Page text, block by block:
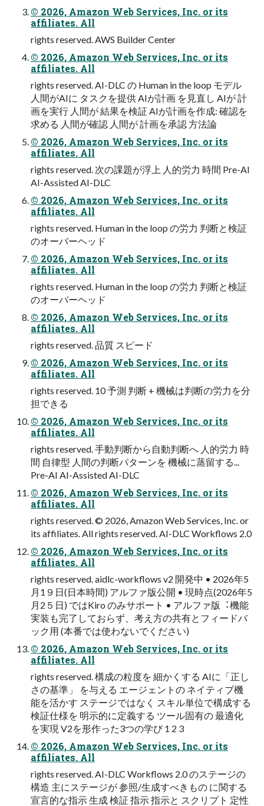
© 2026, Amazon Web Services, Inc. or its
affiliates. All
rights reserved. AWS Builder Center
© 2026, Amazon Web Services, Inc. or its
affiliates. All
rights reserved. AI-DLC の Human in the loop モデル
⼈間がAIに タスクを提供 AIが計画 を⾒直し AIが 計
画を実⾏ ⼈間が 結果を検証 AIが計画を作成: 確認を
求める ⼈間が確認 ⼈間が 計画を承認 方法論
© 2026, Amazon Web Services, Inc. or its
affiliates. All
rights reserved. 次の課題が浮上 ⼈的労⼒ 時間 Pre-AI
AI-Assisted AI-DLC
© 2026, Amazon Web Services, Inc. or its
affiliates. All
rights reserved. Human in the loop の労⼒ 判断と検証
のオーバーヘッド
© 2026, Amazon Web Services, Inc. or its
affiliates. All
rights reserved. Human in the loop の労⼒ 判断と検証
のオーバーヘッド
© 2026, Amazon Web Services, Inc. or its
affiliates. All
rights reserved. 品質 スピード
© 2026, Amazon Web Services, Inc. or its
affiliates. All
rights reserved. 10 予測 判断 + 機械は判断の労⼒を分
担できる
© 2026, Amazon Web Services, Inc. or its
affiliates. All
rights reserved. ⼿動判断から⾃動判断へ ⼈的労⼒ 時
間 ⾃律型 ⼈間の判断パターンを 機械に蒸留する...
Pre-AI AI-Assisted AI-DLC
© 2026, Amazon Web Services, Inc. or its
affiliates. All
rights reserved. © 2026, Amazon Web Services, Inc. or
its affiliates. All rights reserved. AI-DLC Workflows 2.0
© 2026, Amazon Web Services, Inc. or its
affiliates. All
rights reserved. aidlc-workflows v2 開発中 • 2026年5
⽉1９⽇(⽇本時間) アルファ版公開 • 現時点(2026年5
⽉2５⽇) ではKiro のみサポート • アルファ版︓機能
実装も完了しておらず、考え⽅の共有とフィードバ
ック⽤ (本番では使わないでください)
© 2026, Amazon Web Services, Inc. or its
affiliates. All
rights reserved. 構成の粒度を 細かくする AIに「正し
さの基準」 を与える エージェントの ネイティブ機
能を活かす ステージではなく スキル単位で構成する
検証仕様を 明⽰的に定義する ツール固有の 最適化
を実現 V2を形作った3つの学び 1 2 3
© 2026, Amazon Web Services, Inc. or its
affiliates. All
rights reserved. AI-DLC Workflows 2.0 のステージの
構造 主にステージが 参照/⽣成すべきもの に関する
宣⾔的な指⽰ ⽣成 検証 指⽰ 指⽰と スクリプト 定性